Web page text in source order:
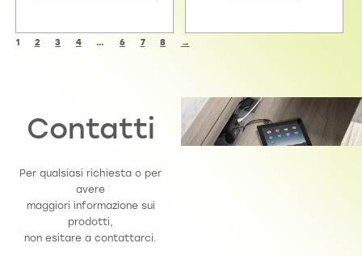
1 2 3 4 … 6 7 8 →
Contatti
Per qualsiasi richiesta o per
avere
maggiori informazione sui
prodotti,
non esitare a contattarci.